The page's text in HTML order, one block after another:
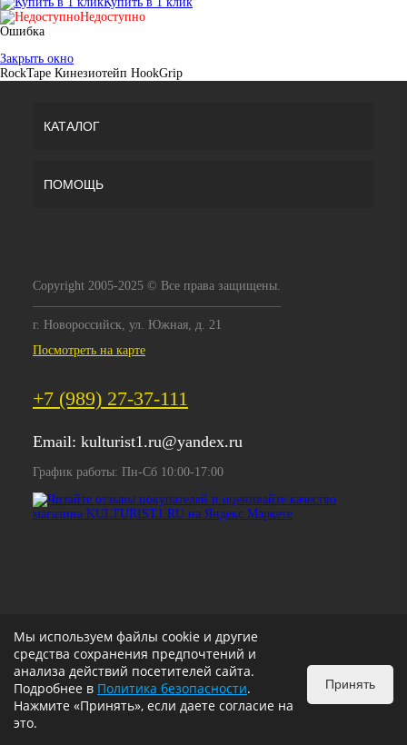
Недоступно
Ошибка
Закрыть окно
RockTape Кинезиотейп HookGrip
КАТАЛОГ
ПОМОЩЬ
Copyright 2005-2025 © Все права защищены.
г. Новороссийск, ул. Южная, д. 21
Посмотреть на карте
+7 (989) 27-37-111
Email: kulturist1.ru@yandex.ru
График работы: Пн-Сб 10:00-17:00
Мы используем файлы cookie и другие
средства сохранения предпочтений и
анализа действий посетителей сайта.
Подробнее в Политика безопасности.
Нажмите «Принять», если даете согласие на
это.
Принять